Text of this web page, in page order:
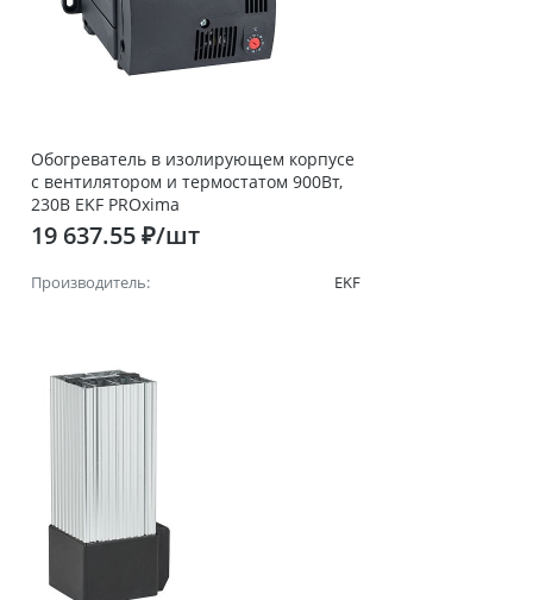
Обогреватель в изолирующем корпусе
с вентилятором и термостатом 900Вт,
230В EKF PROxima
19 637.55 ₽/шт
Производитель: EKF